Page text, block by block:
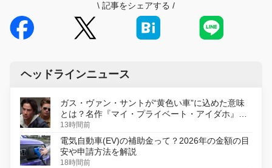
\ 記事をシェアする /
ヘッドラインニュース
ガス・ヴァン・サントが“黄色い車”に込めた意味
とは？名作『マイ・プライベート・アイダホ』が
初のデジタルリマスター版で復活
13時間前
電気自動車(EV)の補助金って？2026年の金額の目
安や申請方法を解説
18時間前